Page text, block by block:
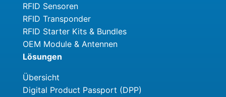
RFID Sensoren
RFID Transponder
RFID Starter Kits & Bundles
OEM Module & Antennen
Lösungen
Übersicht
Digital Product Passport (DPP)